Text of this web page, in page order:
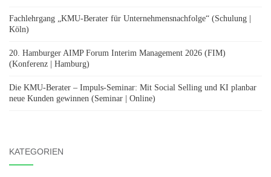
Fachlehrgang „KMU-Berater für Unternehmensnachfolge“ (Schulung |
Köln)
20. Hamburger AIMP Forum Interim Management 2026 (FIM)
(Konferenz | Hamburg)
Die KMU-Berater – Impuls-Seminar: Mit Social Selling und KI planbar
neue Kunden gewinnen (Seminar | Online)
KATEGORIEN